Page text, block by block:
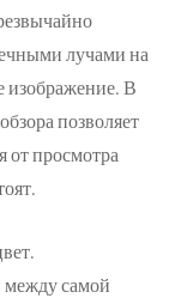
лучами на
изображение. В
позволяет
от просмотра
между самой